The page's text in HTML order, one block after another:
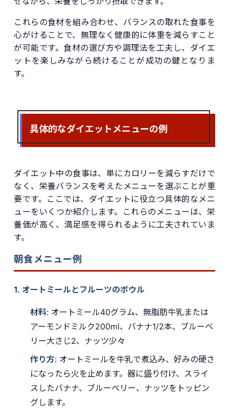
これらの食材を組み合わせ、バランスの取れた食事を
心がけることで、無理なく健康的に体重を減らすこと
が可能です。食材の選び方や調理法を工夫し、ダイエ
ットを楽しみながら続けることが成功の鍵となりま
す。
具体的なダイエットメニューの例
ダイエット中の食事は、単にカロリーを減らすだけで
なく、栄養バランスを考えたメニューを選ぶことが重
要です。ここでは、ダイエットに役立つ具体的なメニ
ューをいくつか紹介します。これらのメニューは、栄
養価が高く、満足感を得られるように工夫されていま
す。
朝食メニュー例
1. オートミールとフルーツのボウル
材料: オートミール40グラム、無脂肪牛乳または
アーモンドミルク200ml、バナナ1/2本、ブルーベ
リー大さじ2、ナッツ少々
作り方: オートミールを牛乳で煮込み、好みの硬さ
になったら火を止めます。器に盛り付け、スライ
スしたバナナ、ブルーベリー、ナッツをトッピン
グします。